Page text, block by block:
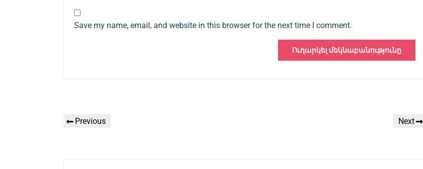
Save my name, email, and website in this browser for the next time I comment.
Գրառումների
Previous
Previous
Next
Next